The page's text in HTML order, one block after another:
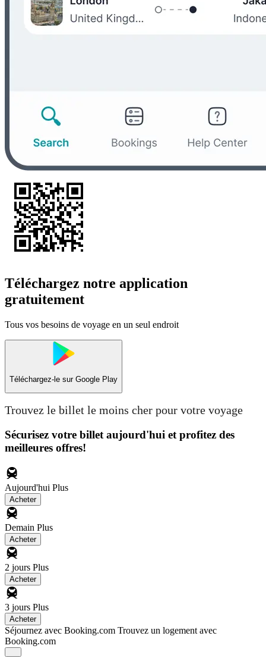
Téléchargez notre application
gratuitement
Tous vos besoins de voyage en un seul endroit
Téléchargez-le sur Google Play
Trouvez le billet le moins cher pour votre voyage
Sécurisez votre billet aujourd'hui et profitez des
meilleures offres!
Aujourd'hui Plus
Acheter
Demain Plus
Acheter
2 jours Plus
Acheter
3 jours Plus
Acheter
Séjournez avec Booking.com Trouvez un logement avec
Booking.com